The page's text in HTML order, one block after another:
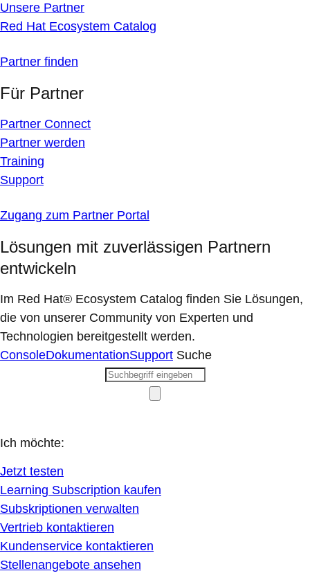
Unsere Partner
Red Hat Ecosystem Catalog
Partner finden
Für Partner
Partner Connect
Partner werden
Training
Support
Zugang zum Partner Portal
Lösungen mit zuverlässigen Partnern
entwickeln
Im Red Hat® Ecosystem Catalog finden Sie Lösungen,
die von unserer Community von Experten und
Technologien bereitgestellt werden.
ConsoleDokumentationSupport Suche
Ich möchte:
Jetzt testen
Learning Subscription kaufen
Subskriptionen verwalten
Vertrieb kontaktieren
Kundenservice kontaktieren
Stellenangebote ansehen